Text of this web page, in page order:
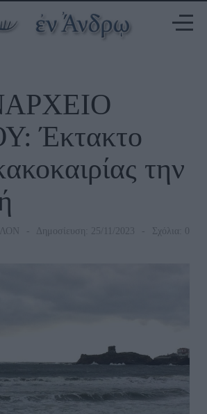
Έκτακτο
την
Δημοσίευση: 25/11/2023 Σχόλια: 0